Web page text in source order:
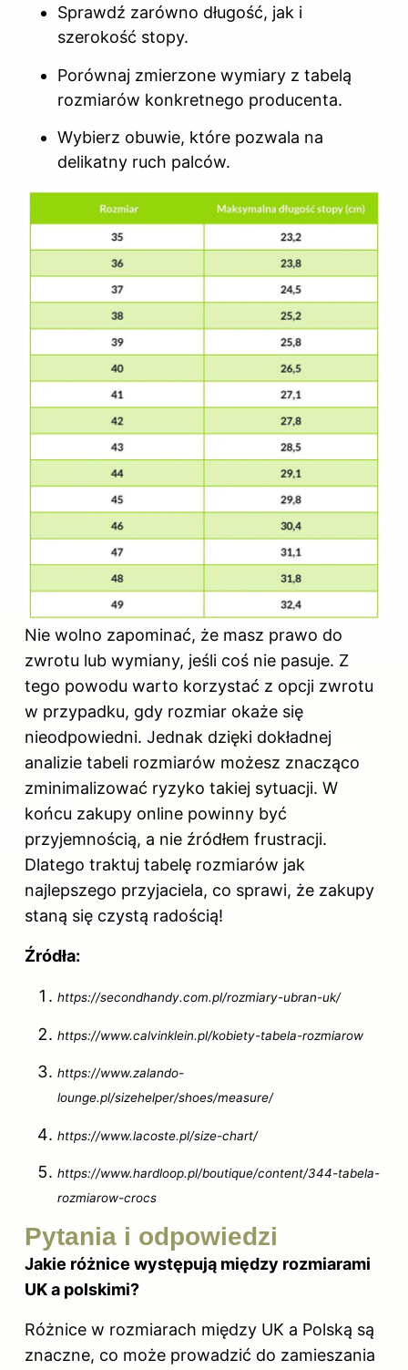
Sprawdź zarówno długość, jak i
szerokość stopy.
Porównaj zmierzone wymiary z tabelą
rozmiarów konkretnego producenta.
Wybierz obuwie, które pozwala na
delikatny ruch palców.
Nie wolno zapominać, że masz prawo do
zwrotu lub wymiany, jeśli coś nie pasuje. Z
tego powodu warto korzystać z opcji zwrotu
w przypadku, gdy rozmiar okaże się
nieodpowiedni. Jednak dzięki dokładnej
analizie tabeli rozmiarów możesz znacząco
zminimalizować ryzyko takiej sytuacji. W
końcu zakupy online powinny być
przyjemnością, a nie źródłem frustracji.
Dlatego traktuj tabelę rozmiarów jak
najlepszego przyjaciela, co sprawi, że zakupy
staną się czystą radością!
Źródła:
https://secondhandy.com.pl/rozmiary-ubran-uk/
https://www.calvinklein.pl/kobiety-tabela-rozmiarow
https://www.zalando-
lounge.pl/sizehelper/shoes/measure/
https://www.lacoste.pl/size-chart/
https://www.hardloop.pl/boutique/content/344-tabela-
rozmiarow-crocs
Pytania i odpowiedzi
Jakie różnice występują między rozmiarami
UK a polskimi?
Różnice w rozmiarach między UK a Polską są
znaczne, co może prowadzić do zamieszania